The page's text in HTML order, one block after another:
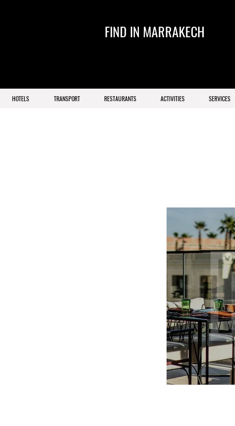
FIND IN MARRAKECH
HOTELS TRANSPORT RESTAURANTS ACTIVITIES SERVICES